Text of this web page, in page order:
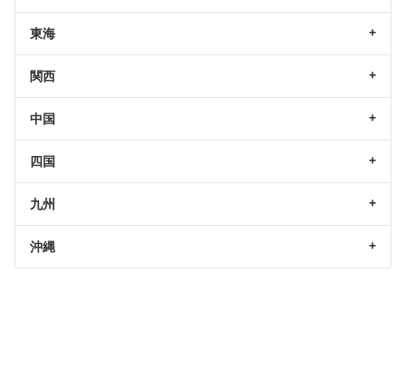
東海
関西
中国
四国
九州
沖縄